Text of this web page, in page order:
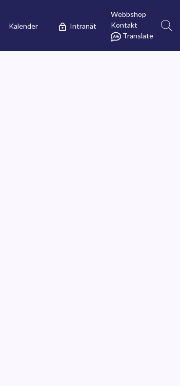
Kalender Intranät
Webbshop
Kontakt
Translate